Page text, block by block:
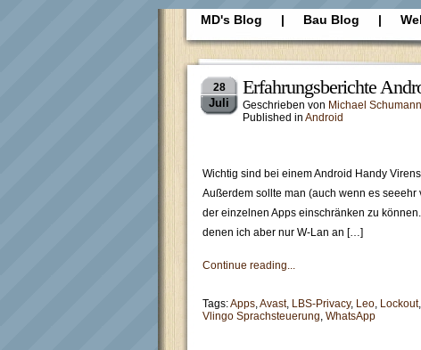
MD's Blog | Bau Blog |
Datenschutzerklärung
28
Juli
Erfahrungsberichte
Geschrieben von Michael Schumann
Published in Android
Wichtig sind bei einem Android Handy
Außerdem sollte man (auch wenn es
der einzelnen Apps einschränken zu
denen ich aber nur W-Lan an […]
Continue reading...
Tags:Apps,Avast, LBS-Privacy, Leo, Lockout,
Vlingo Sprachsteuerung, WhatsApp